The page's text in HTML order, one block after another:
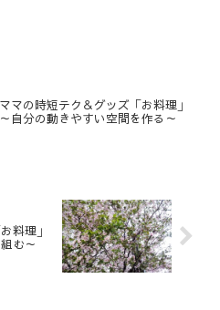
マの時短テク＆グッズ「お料理」
自分の動きやすい空間を作る～
料理」
む～